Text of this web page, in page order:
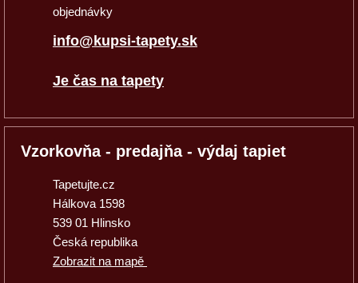
objednávky
info@kupsi-tapety.sk
Je čas na tapety
Vzorkovňa - predajňa - výdaj tapiet
Tapetujte.cz
Hálkova 1598
539 01 Hlinsko
Česká republika
Zobrazit na mapě